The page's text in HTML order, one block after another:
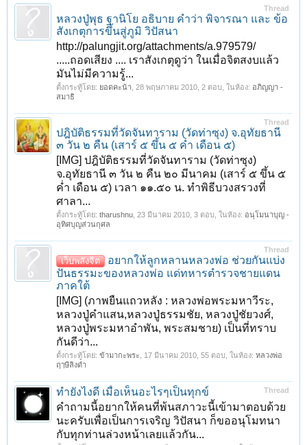
Thread
หลวงปู่พุธ ฐานิโย อธิบาย คำว่า พิจารณา และ ข้อ
สังเกตุการขึ้นสู่ภูมิ วิปัสนา
http://palungjit.org/attachments/a.979579/
.....ถอดเสียง .... เราสังเกตุดูว่า ในเมื่อจิตสงบแล้ว
มันไม่มีความรู้...
ตั้งกระทู้โดย: ยอดคะน้า 28 พฤษภาคม 2010 , 2 ตอบ, ในห้อง: อภิญญา -
สมาธิ
Thread
ปฎิบัติธรรมที่วัดจันทาราม (วัดท่าซุง) จ.อุทัยธานี
๓ วัน ๒ คืน (เสาร์ ๕ ขึ้น ๕ ค่ำ เดือน ๕)
[IMG] ปฎิบัติธรรมที่วัดจันทาราม (วัดท่าซุง)
จ.อุทัยธานี ๓ วัน ๒ คืน ๒๐ มีนาคม (เสาร์ ๕ ขึ้น ๕
ค่ำ เดือน ๕) เวลา ๑๑.๕๐ น. ทำพิธีบวงสรวงที่
ศาลา...
ตั้งกระทู้โดย: tharushnu 23 มีนาคม 2010 , 3 ตอบ, ในห้อง: อนุโมนาบุญ -
อุทิศบุญส่วนกุศล
Thread
เว็บพลังจิต
อยากให้ลูกหลานหลวงพ่อ ช่วยกันแบ่ง
ปันธรรมะของหลวงพ่อ แด่ทหารตำรวจชายแดน
ภาคใต้
[IMG] (ภาพยืนแถวหลัง : หลวงพ่อพระมหาวีระ,
หลวงปู่คำแสน,หลวงปู่ธรรมชัย, หลวงปู่ชัยวงศ์,
หลวงปู่พระมหาอำพัน, พระสมชาย) เป็นที่ทราบ
กันดีว่า...
ตั้งกระทู้โดย: ข้ามากะพระ 17 มีนาคม 2010 , 55 ตอบ, ในห้อง: หลวงพ่อ
ฤๅษีลิงดำ
Thread
ทำยังไงดี เมื่อเห็นอะไรๆเป็นทุกข์
คำถามนี้อยากให้คนที่พ้นสภาวะนี้เข้ามาตอบด้วย
นะครับเพื่อเป็นการเจริญ วิปัสนา ก็ขออนุโมทนา
กับทุกท่านล่วงหน้าเลยแล้วกัน...